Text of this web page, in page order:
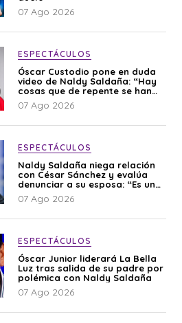
07 Ago 2026
ESPECTÁCULOS
Óscar Custodio pone en duda
video de Naldy Saldaña: “Hay
cosas que de repente se han
editado”
07 Ago 2026
ESPECTÁCULOS
Naldy Saldaña niega relación
con César Sánchez y evalúa
denunciar a su esposa: “Es una
difamación”
07 Ago 2026
ESPECTÁCULOS
Óscar Junior liderará La Bella
Luz tras salida de su padre por
polémica con Naldy Saldaña
07 Ago 2026